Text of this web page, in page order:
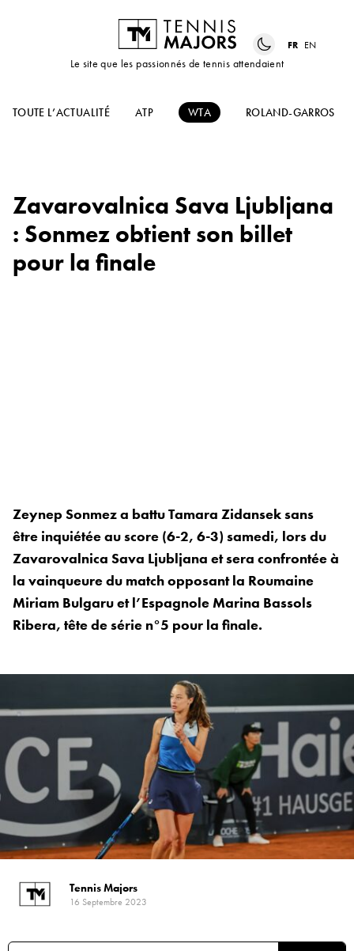
Le site que les passionnés de tennis attendaient
FR EN
TOUTE L’ACTUALITÉ ATP WTA ROLAND-GARROS
Zavarovalnica Sava Ljubljana
: Sonmez obtient son billet
pour la finale
Zeynep Sonmez a battu Tamara Zidansek sans
être inquiétée au score (6-2, 6-3) samedi, lors du
Zavarovalnica Sava Ljubljana et sera confrontée à
la vainqueure du match opposant la Roumaine
Miriam Bulgaru et l’Espagnole Marina Bassols
Ribera, tête de série n°5 pour la finale.
Tennis Majors
16 Septembre 2023